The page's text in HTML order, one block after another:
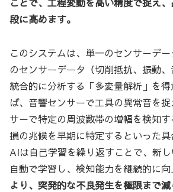
段に高めます。
このシステムは、単一のセンサーデ
のセンサーデータ（切削抵抗、振動
統合的に分析する「多変量解析」を
ば、音響センサーで工具の異常音を
サーで特定の周波数帯の増幅を検知
損の兆候を早期に特定するといった具
AIは自己学習を繰り返すことで、新
自動で学習し、検知能力を継続的に向
より、突発的な不良発生を極限まで